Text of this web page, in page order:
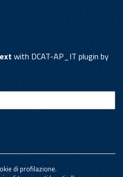
with DCAT-AP_IT plugin by
di profilazione.